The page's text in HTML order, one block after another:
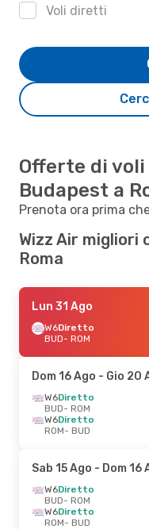
Voli diretti
Offerte di
Budapest a
Prenota ora prima
Wizz Air migliori
Roma
Lun 31 Ago
W6Diretto
BUD- ROM
Dom 16 Ago - Gio 20
W6Diretto
BUD- ROM
W6Diretto
ROM- BUD
Sab 15 Ago - Dom 16
W6Diretto
BUD- ROM
W6Diretto
ROM- BUD